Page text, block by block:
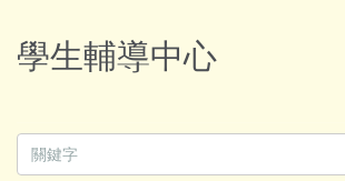
到
主
區
學生輔導中心